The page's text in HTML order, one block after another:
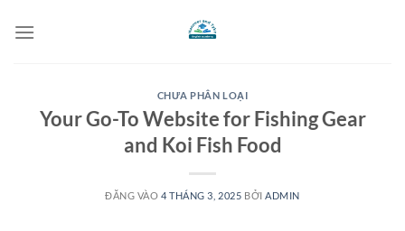
qua
CHƯA PHÂN LOẠI
Your Go-To Website for Fishing Gear
and Koi Fish Food
ĐĂNG VÀO 4 THÁNG 3, 2025 BỞI ADMIN